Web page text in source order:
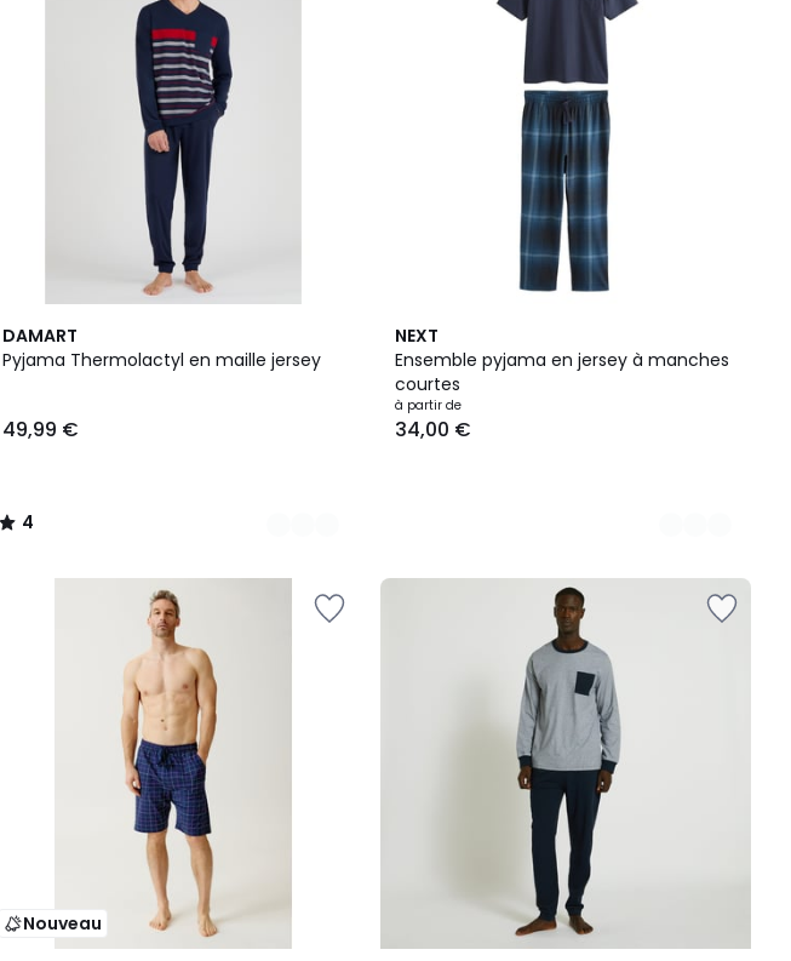
DAMART
Pyjama Thermolactyl en maille jersey
49,99 €
4
/
2
Couleurs
4
/
NEXT
Ensemble pyjama en jersey à manches
courtes
à partir de
34,00 €
2
Couleurs
Nouveau